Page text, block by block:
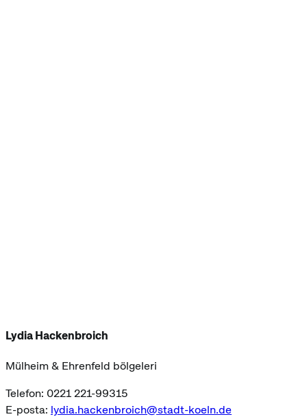
Lydia Hackenbroich
Mülheim & Ehrenfeld bölgeleri
Telefon: 0221 221-99315
E-posta: lydia.hackenbroich@stadt-koeln.de